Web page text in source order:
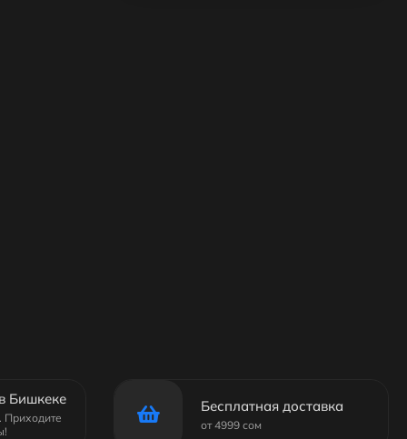
Бишкеке
Приходите
Бесплатная доставка
от 4999 сом